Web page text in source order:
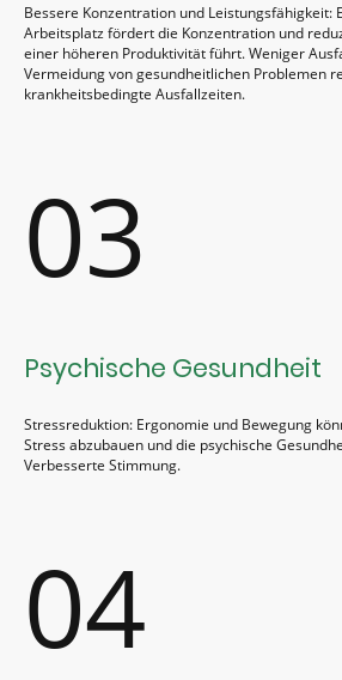
Bessere Konzentration und Leistungsfähigkeit:
Arbeitsplatz fördert die Konzentration und
einer höheren Produktivität führt. Weniger
Vermeidung von gesundheitlichen Problemen
krankheitsbedingte Ausfallzeiten.
03
Psychische Gesundheit
Stressreduktion: Ergonomie und Bewegung
Stress abzubauen und die psychische
Verbesserte Stimmung.
04